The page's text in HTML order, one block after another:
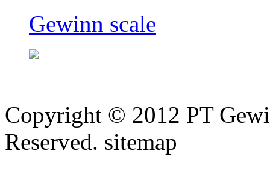
Gewinn scale
Copyright © 2012 PT
Reserved. sitemap